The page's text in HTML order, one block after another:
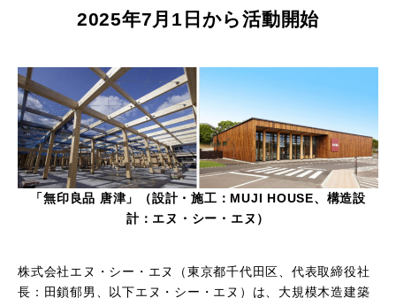
2025年7 月 1 日から活動開始
「無印良品 唐津」（設計・施工：MUJI HOUSE、構造設
計：エヌ・シー・エヌ）
株式会社エヌ・シー・エヌ（東京都千代田区、代表取締役社
長：田鎖郁男、以下エヌ・シー・エヌ）は、大規模木造建築